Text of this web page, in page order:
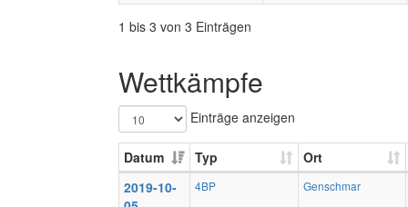
1 bis 3 von 3 Einträgen
Wettkämpfe
Einträge anzeigen
Datum Typ
Ort
2019-10-
4BP Genschmar